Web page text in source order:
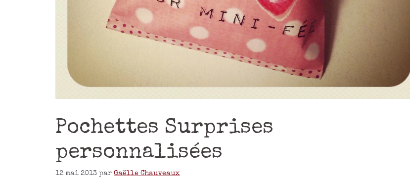
Pochettes Surprises
personnalisées
12 mai 2013 par Gaëlle Chauveaux